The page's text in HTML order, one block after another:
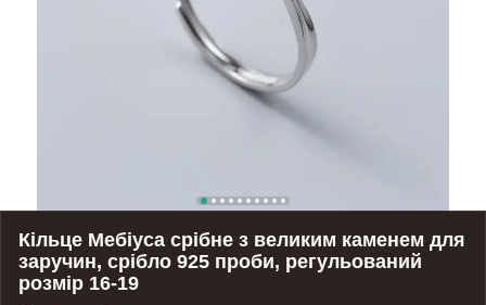
Кільце Мебіуса срібне з великим каменем для
заручин, срібло 925 проби, регульований
розмір 16-19